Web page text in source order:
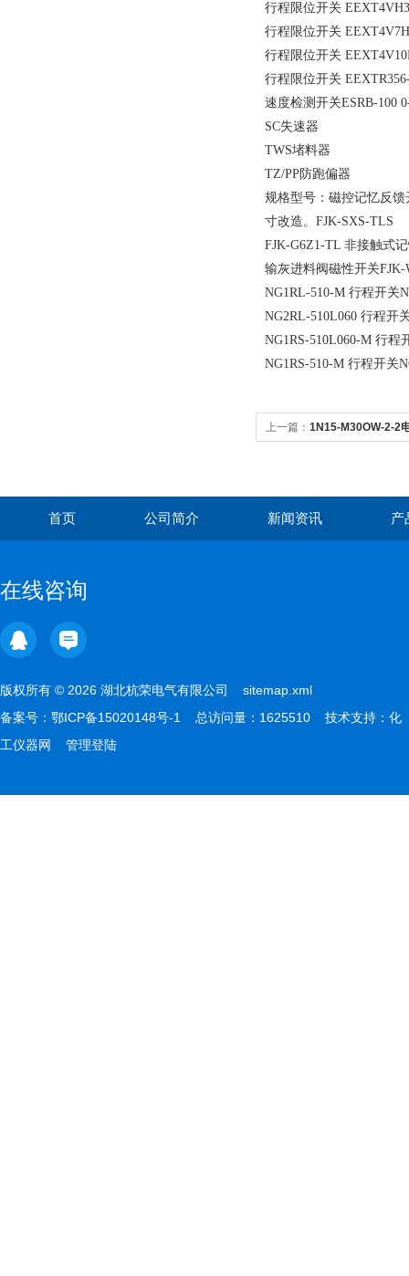
行程限位开关
行程限位开关
行程限位开关
行程限位开关
速度检测开关ESRB-100
SC失速器
TWS堵料器
TZ/PP防跑偏器
规格型号：磁控记忆反
寸改造。FJK-SXS-TLS
FJK-G6Z1-TL 非接触式
输灰进料阀磁性开关FJK-
NG1RL-510-M 行程开关
NG2RL-510L060 行程开
NG1RS-510L060-M 行程
NG1RS-510-M 行程开关
上一篇： 1N15-M30OW-2-2
首页 公司简介 新闻资讯 产
在线咨询
版权所有 © 2026 湖北杭荣电气有限公司 sitemap.xml
备案号： 鄂ICP备15020148号-1 总访问量：1625510 技术支持： 化
工仪器网
管理登陆